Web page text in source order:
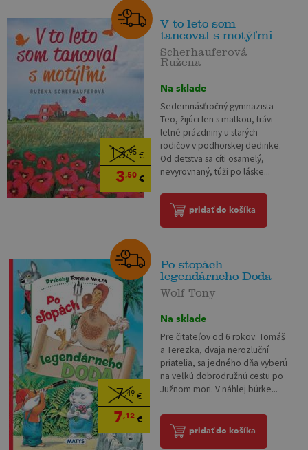
13,95€
3,50€
V to leto som
tancoval s motýľmi
Scherhauferová
Ružena
Na sklade
Sedemnásťročný gymnazista
Teo, žijúci len s matkou, trávi
letné prázdniny u starých
rodičov v podhorskej dedinke.
Od detstva sa cíti osamelý,
nevyrovnaný, túži po láske...
pridať do košíka
7,49 €
7,12 €
Po stopách
legendárneho Doda
Wolf Tony
Na sklade
Pre čitateľov od 6 rokov. Tomáš
a Terezka, dvaja nerozluční
priatelia, sa jedného dňa vyberú
na veľkú dobrodružnú cestu po
Južnom mori. V náhlej búrke...
pridať do košíka